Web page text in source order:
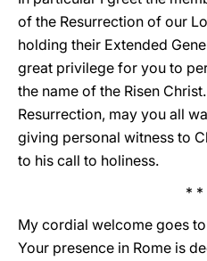
of the Resurrection of our
holding their Extended
great privilege for you to
the name of the Risen
Resurrection, may you all
giving personal witness to
to his call to holiness.
* *
My cordial welcome goes
Your presence in Rome is